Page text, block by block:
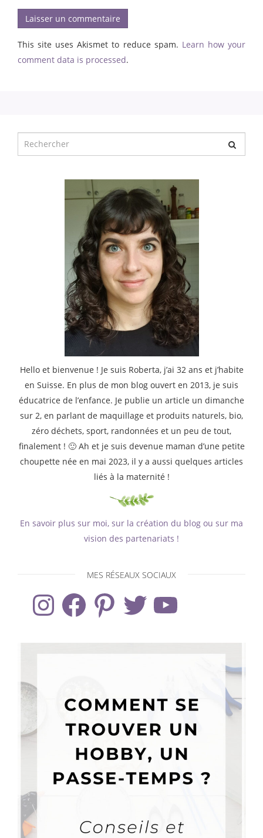
This site uses Akismet to reduce spam. Learn how your
comment data is processed.
pour
:
Hello et bienvenue ! Je suis Roberta, j’ai 32 ans et j’habite
en Suisse. En plus de mon blog ouvert en 2013, je suis
éducatrice de l’enfance. Je publie un article un dimanche
sur 2, en parlant de maquillage et produits naturels, bio,
zéro déchets, sport, randonnées et un peu de tout,
finalement ! 🙂 Ah et je suis devenue maman d’une petite
choupette née en mai 2023, il y a aussi quelques articles
liés à la maternité !
En savoir plus sur moi, sur la création du blog ou sur ma
vision des partenariats !
MES RÉSEAUX SOCIAUX
InstagramFacebook PinterestTwitter YouTube